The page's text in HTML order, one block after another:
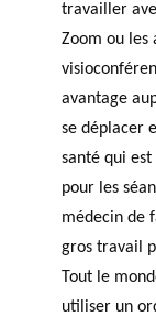
travailler
Zoom ou les
avantage
se déplacer
santé qui
pour les
médecin de
gros travail
Tout le
utiliser un